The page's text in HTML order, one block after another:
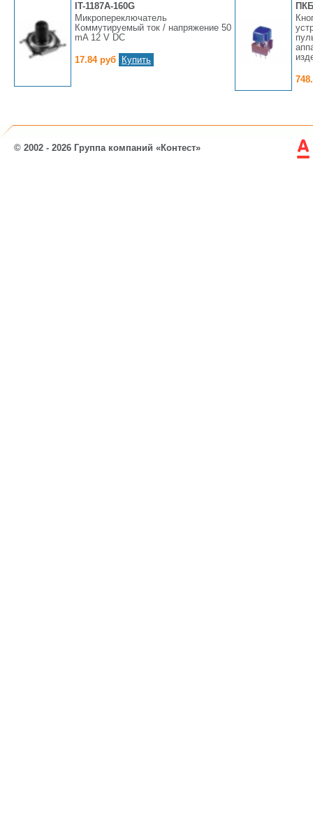
IT-1187A-160G
Микропереключатель
Коммутируемый ток / напряжение 50
mA 12 V DC
17.84 руб Купить
© 2002 - 2026 Группа компаний «Контест»